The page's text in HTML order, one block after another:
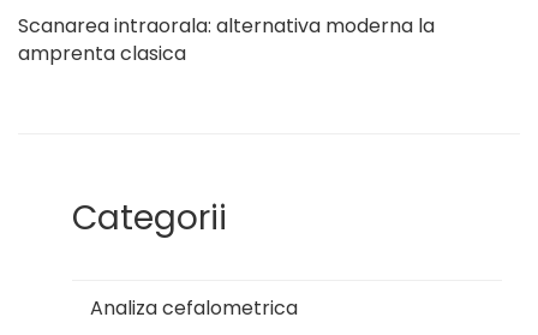
Scanarea intraorala: alternativa moderna la
amprenta clasica
Categorii
Analiza cefalometrica